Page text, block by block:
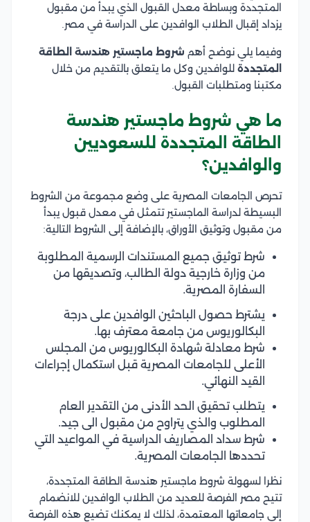
المتجددة وبساطة معدل القبول الذي يبدأ من مقبول
يزداد إقبال الطلاب الوافدين على الدراسة في مصر.
وفيما يلي نوضح أهم شروط ماجستير هندسة الطاقة
المتجددة للوافدين وكل ما يتعلق بالتقديم من خلال
مكتبنا ومتطلبات القبول.
ما هي شروط ماجستير هندسة
الطاقة المتجددة للسعوديين
والوافدين؟
تحرص الجامعات المصرية على وضع مجموعة من الشروط
البسيطة لدراسة الماجستير تتمثل في معدل قبول يبدأ
من مقبول وتوثيق الأوراق، بالإضافة إلى الشروط التالية:
شرط توثيق جميع المستندات الرسمية المطلوبة
من وزارة خارجية دولة الطالب، وتصديقها من
السفارة المصرية.
يشترط حصول الباحثين الوافدين على درجة
البكالوريوس من جامعة معترف بها.
شرط معادلة شهادة البكالوريوس من المجلس
الأعلى للجامعات المصرية قبل استكمال إجراءات
القيد النهائي.
يتطلب تحقيق الحد الأدنى من التقدير العام
المطلوب والذي يتراوح من مقبول الى جيد.
شرط سداد المصاريف الدراسية في المواعيد التي
تحددها الجامعات المصرية.
نظرا لسهولة شروط ماجستير هندسة الطاقة المتجددة،
تتيح مصر الفرصة للعديد من الطلاب الوافدين للانضمام
إلى جامعاتها المعتمدة، لذلك لا يمكنك تضيع هذه الفرصة